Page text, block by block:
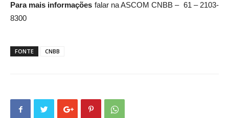
Para mais informações falar na ASCOM CNBB – 61 – 2103-
8300
FONTE CNBB